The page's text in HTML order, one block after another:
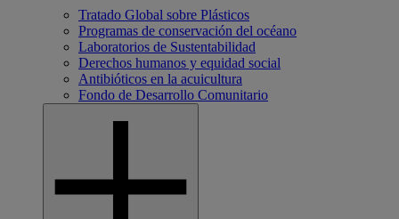
Tratado Global sobre Plásticos
Programas de conservación del océano
Laboratorios de Sustentabilidad
Derechos humanos y equidad social
Antibióticos en la acuicultura
Fondo de Desarrollo Comunitario